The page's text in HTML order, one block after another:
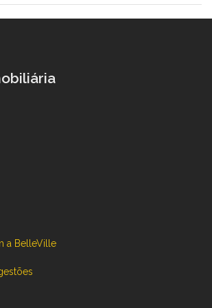
a BelleVille